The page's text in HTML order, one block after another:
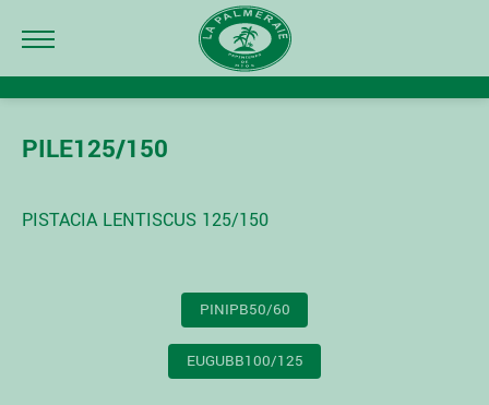
PILE125/150
PISTACIA LENTISCUS 125/150
PINIPB50/60
EUGUBB100/125